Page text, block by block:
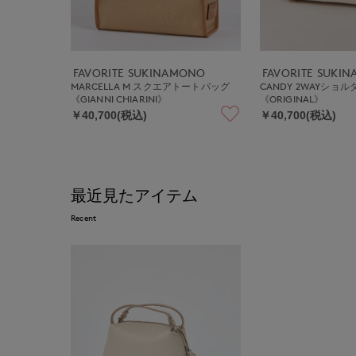
FAVORITE SUKINAMONO
MARCELLA M スクエアトートバッグ
《GIANNI CHIARINI》
￥40,700(税込)
FAVORITE
CANDY 2WAYショル
《ORIGINAL》
￥40,700(税込)
最近見たアイテム
Recent